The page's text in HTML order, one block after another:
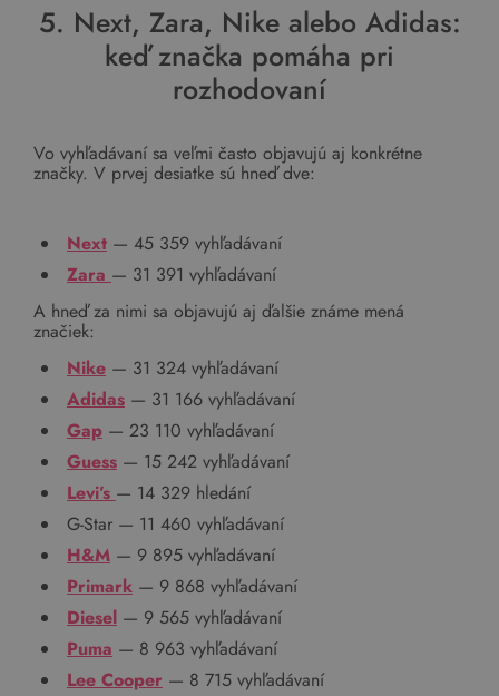
5. Next, Zara, Nike alebo Adidas:
keď značka pomáha pri
rozhodovaní
Vo vyhľadávaní sa veľmi často objavujú aj konkrétne
značky. V prvej desiatke sú hneď dve:
Next — 45 359 vyhľadávaní
Zara — 31 391 vyhľadávaní
A hneď za nimi sa objavujú aj ďalšie známe mená
značiek:
Nike — 31 324 vyhľadávaní
Adidas — 31 166 vyhľadávaní
Gap — 23 110 vyhľadávaní
Guess — 15 242 vyhľadávaní
Levi’s — 14 329 hledání
G-Star — 11 460 vyhľadávaní
H&M — 9 895 vyhľadávaní
Primark — 9 868 vyhľadávaní
Diesel — 9 565 vyhľadávaní
Puma — 8 963 vyhľadávaní
Lee Cooper — 8 715 vyhľadávaní